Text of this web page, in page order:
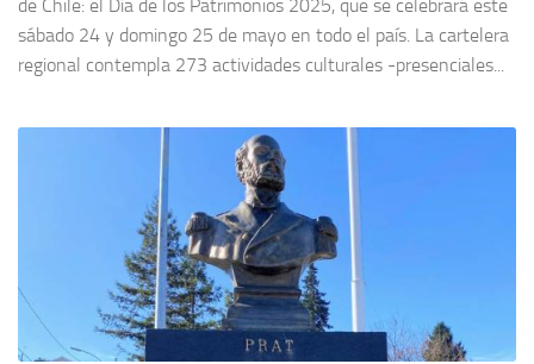
de Chile: el Día de los Patrimonios 2025, que se celebrará este
sábado 24 y domingo 25 de mayo en todo el país. La cartelera
regional contempla 273 actividades culturales -presenciales...